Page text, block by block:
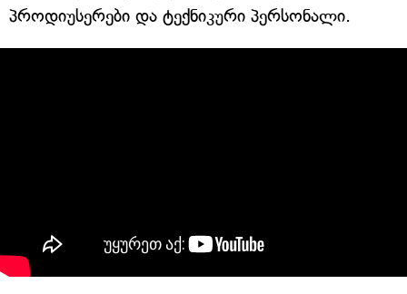
პროდიუსერები და ტექნიკური პერსონალი.